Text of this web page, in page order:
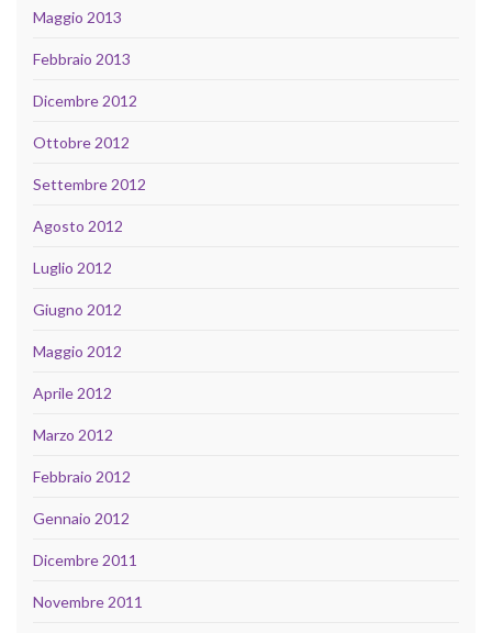
Maggio 2013
Febbraio 2013
Dicembre 2012
Ottobre 2012
Settembre 2012
Agosto 2012
Luglio 2012
Giugno 2012
Maggio 2012
Aprile 2012
Marzo 2012
Febbraio 2012
Gennaio 2012
Dicembre 2011
Novembre 2011